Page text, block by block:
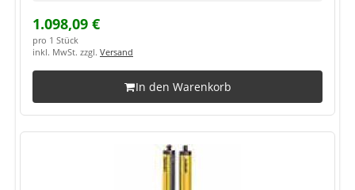
1.098,09 €
pro 1 Stück
inkl. MwSt. zzgl. Versand
In den Warenkorb